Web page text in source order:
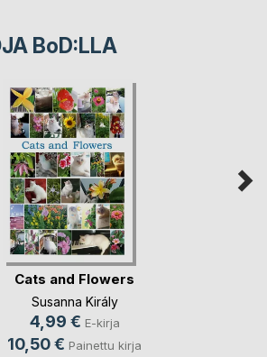
BoD:LLA
Cats and Flowers
Susanna Király
4,99 € E-kirja
10,50 € Painettu kirja